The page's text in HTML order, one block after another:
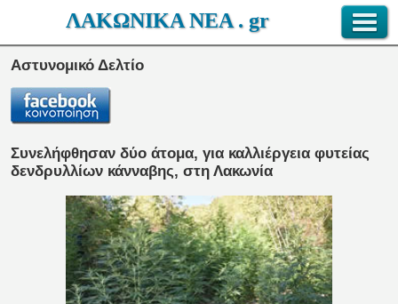
ΛΑΚΩΝΙΚΑ ΝΕΑ . gr
Αστυνομικό Δελτίο
Συνελήφθησαν δύο άτομα, για καλλιέργεια φυτείας
δενδρυλλίων κάνναβης, στη Λακωνία